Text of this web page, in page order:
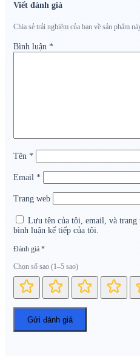
Viết đánh giá
Chia sẻ trải nghiệm của bạn về sản phẩm
Bình luận *
Tên *
Email *
Trang web
Lưu tên của tôi, email, và
bình luận kế tiếp của tôi.
Đánh giá *
Chọn số sao (1–5 sao)